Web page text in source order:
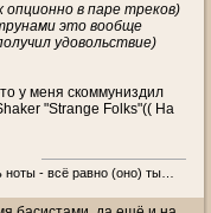
опционно в паре треков)
это вообще
удовольствие)
у меня скоммуниздил
"Strange Folks"(( На
ноты - всё равно (оно) ты…